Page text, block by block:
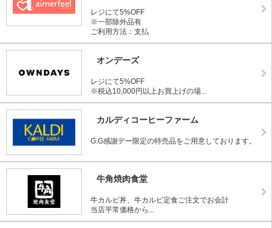
レジにて5%OFF
※一部除外品有
ご利用方法：支払
オンデーズ
レジにて5%OFF
※税込10,000円以上お買上げの場...
カルディコーヒーファーム
G.G感謝デー限定の特売品をご用意しております。
牛角焼肉食堂
牛カルビ丼、牛カルビ定食ご注文でお会計
当店平常価格から...